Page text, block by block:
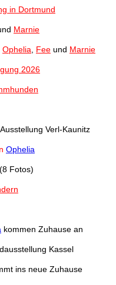
in Dortmund
Marnie
Ophelia, Fee und Marnie
2026
Verl-Kaunitz
Ophelia
(8 Fotos)
kommen Zuhause an
Kassel
ins neue Zuhause